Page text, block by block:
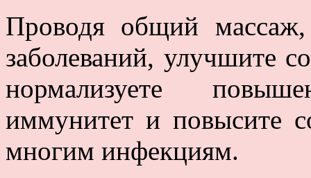
Проводя общий
заболеваний, улучшите
нормализуете
иммунитет и повысите
многим инфекциям.